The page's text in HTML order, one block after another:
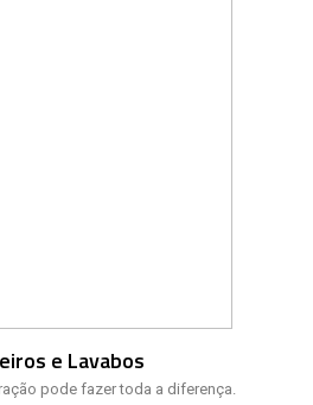
e Lavabos
pode fazer toda a diferença.